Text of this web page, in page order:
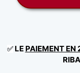
✅LE PAIEMENT EN
RIBA